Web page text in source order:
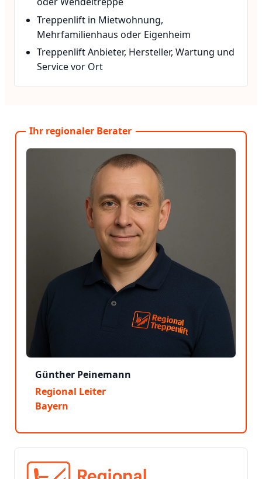
Treppenlift in Mietwohnung,
Mehrfamilienhaus oder Eigenheim
Treppenlift Anbieter, Hersteller, Wartung und
Service vor Ort
Ihr regionaler Berater
Günther Peinemann
Regional Leiter
Bayern